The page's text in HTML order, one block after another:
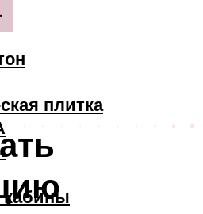
плитка